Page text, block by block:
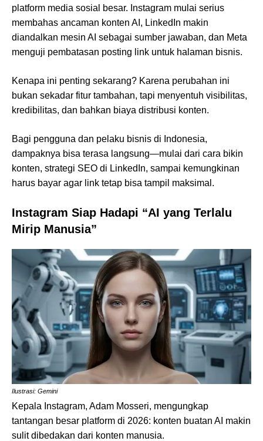
platform media sosial besar. Instagram mulai serius
membahas ancaman konten AI, LinkedIn makin
diandalkan mesin AI sebagai sumber jawaban, dan Meta
menguji pembatasan posting link untuk halaman bisnis.
Kenapa ini penting sekarang? Karena perubahan ini
bukan sekadar fitur tambahan, tapi menyentuh visibilitas,
kredibilitas, dan bahkan biaya distribusi konten.
Bagi pengguna dan pelaku bisnis di Indonesia,
dampaknya bisa terasa langsung—mulai dari cara bikin
konten, strategi SEO di LinkedIn, sampai kemungkinan
harus bayar agar link tetap bisa tampil maksimal.
Instagram Siap Hadapi “AI yang Terlalu
Mirip Manusia”
Ilustrasi: Gemini
Kepala Instagram, Adam Mosseri, mengungkap
tantangan besar platform di 2026: konten buatan AI makin
sulit dibedakan dari konten manusia.